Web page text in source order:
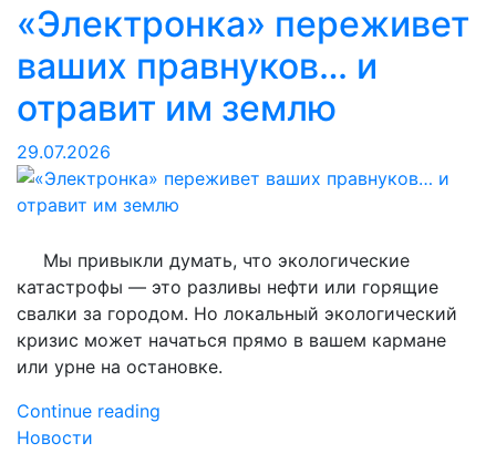
одна
цель:
с
сложностями
столкнуться
двухпоточная
на
Кубани»
«Электронка» переживет
ваших правнуков… и
отравит им землю
29.07.2026
Мы привыкли думать, что экологические
катастрофы — это разливы нефти или горящие
свалки за городом. Но локальный экологический
кризис может начаться прямо в вашем кармане
или урне на остановке.
Continue reading
Новости